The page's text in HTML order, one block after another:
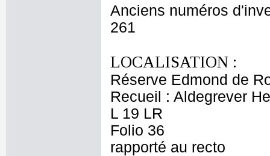
Anciens numéros
261
LOCALISATION :
Réserve Edmond de
Recueil : Aldegrever
L 19 LR
Folio 36
rapporté au recto